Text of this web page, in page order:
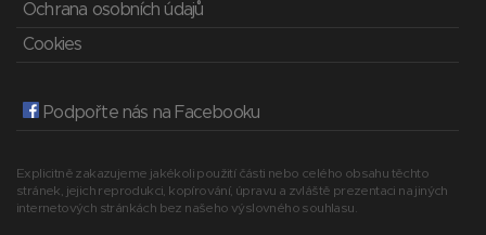
Ochrana osobních údajů
Cookies
Podpořte nás na Facebooku
Explicitně zakazujeme jakékoli použití části nebo celého obsahu těchto
stránek, jejich reprodukci, kopírování, úpravu a zvláště prezentaci na jiných
internetových stránkách bez našeho výslovného souhlasu.